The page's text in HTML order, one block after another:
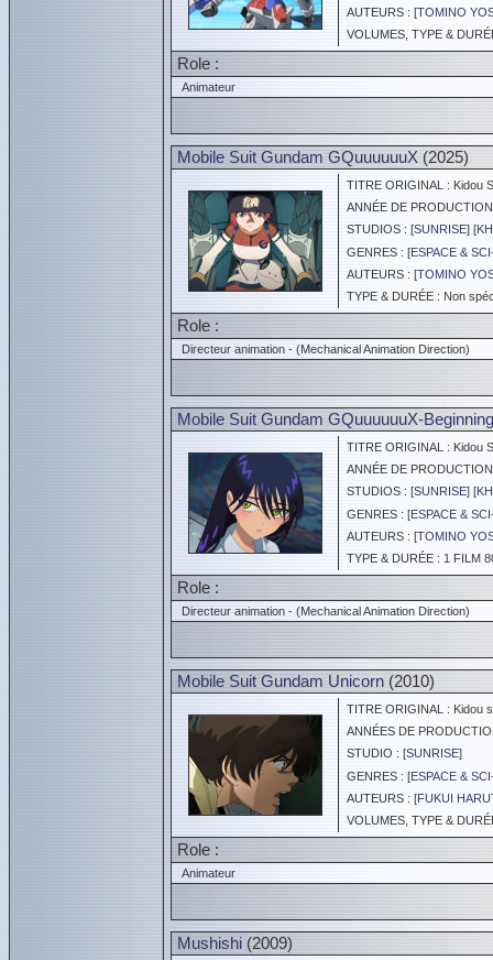
AUTEURS : [TOMINO
VOLUMES, TYPE &
Role :
Animateur
Mobile Suit Gundam GQuuuuuuX (2025)
TITRE ORIGINAL : Kidou
ANNÉE DE
STUDIOS : [SUNRISE] [
GENRES : [ESPACE &
AUTEURS : [TOMINO
TYPE & DURÉE : Non
Role :
Directeur animation - (Mechanical Animation Direction)
Mobile Suit Gundam GQuuuuuuX-Beginning
TITRE ORIGINAL : Kidou
ANNÉE DE
STUDIOS : [SUNRISE] [
GENRES : [ESPACE &
AUTEURS : [TOMINO
TYPE & DURÉE : 1 FILM
Role :
Directeur animation - (Mechanical Animation Direction)
Mobile Suit Gundam Unicorn (2010)
TITRE ORIGINAL : Kidou
ANNÉES DE
STUDIO : [SUNRISE]
GENRES : [ESPACE &
AUTEURS : [FUKUI
VOLUMES, TYPE &
Role :
Animateur
Mushishi (2009)